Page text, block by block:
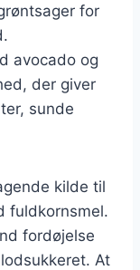
for
avocado og
der giver
sunde
kilde til
fuldkornsmel.
fordøjelse
At